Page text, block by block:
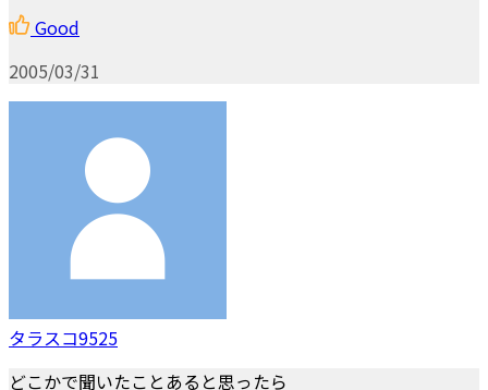
Good
2005/03/31
タラスコ9525
どこかで聞いたことあると思ったら